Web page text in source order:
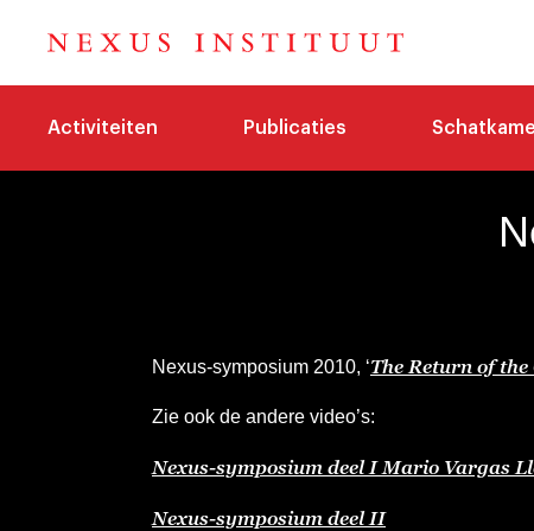
Activiteiten Publicaties
Nexus-symposium 2010, ‘The Return of the
Zie ook de andere video’s:
Nexus-symposium deel I Mario Vargas
Nexus-symposium deel II